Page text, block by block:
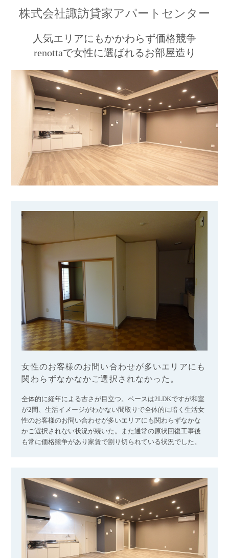
株式会社諏訪貸家アパートセンター
人気エリアにもかかわらず価格競争
renottaで女性に選ばれるお部屋造り
女性のお客様のお問い合わせが多いエリアにも
関わらずなかなかご選択されなかった。
全体的に経年による古さが目立つ。ベースは2LDKですが和室
が2間、生活イメージがわかない間取りで全体的に暗く生活女
性のお客様のお問い合わせが多いエリアにも関わらずなかな
かご選択されない状況が続いた。また通常の原状回復工事後
も常に価格競争があり家賃で割り切られている状況でした。